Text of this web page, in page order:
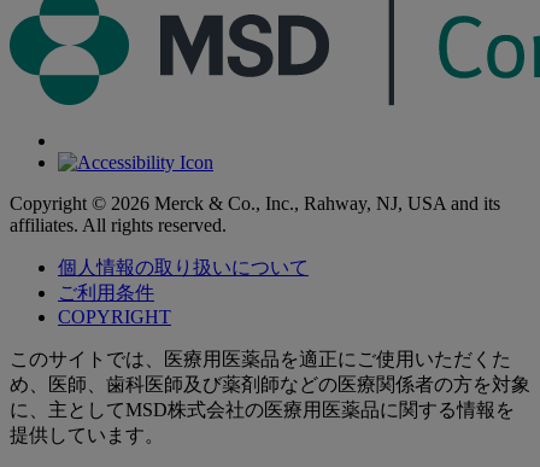
Copyright © 2026 Merck & Co., Inc., Rahway, NJ, USA and its
affiliates. All rights reserved.
個人情報の取り扱いについて
ご利用条件
COPYRIGHT
このサイトでは、医療用医薬品を適正にご使用いただくた
め、医師、歯科医師及び薬剤師などの医療関係者の方を対象
に、主としてMSD株式会社の医療用医薬品に関する情報を
提供しています。